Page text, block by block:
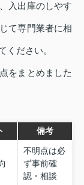
入出庫のしやす
て専門業者に相
ください。
をまとめました
備考
不明点は必
ず事前確
認・相談